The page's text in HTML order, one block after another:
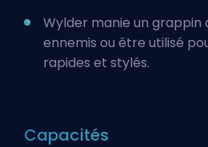
Wylder manie un grappin
ennemis ou être utilisé
rapides et stylés.
Capacités